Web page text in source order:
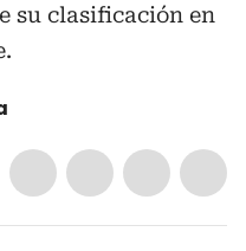
su clasificación en